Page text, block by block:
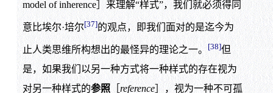
model of inherence］来理解“样式”，我们就必须得同
意比埃尔·培尔[37]的观点，即我们面对的是迄今为
止人类思维所构想出的最怪异的理论之一。 [38]但
是，如果我们以另一种方式将一种样式的存在视为
对另一种样式的参照［ reference］，视为一种不可孤